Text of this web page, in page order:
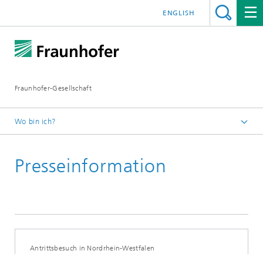
Fraunhofer-Gesellschaft
ENGLISH
Wo bin ich?
Presseinformationen
Presseinformation
Antrittsbesuch in Nordrhein-Westfalen